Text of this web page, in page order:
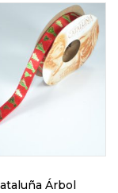
Árbol